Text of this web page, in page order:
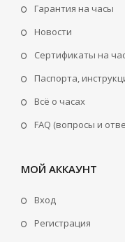
Гарантия на часы
Новости
Сертификаты на
Паспорта,
Всё о часах
FAQ (вопросы и
МОЙ АККАУНТ
Вход
Регистрация